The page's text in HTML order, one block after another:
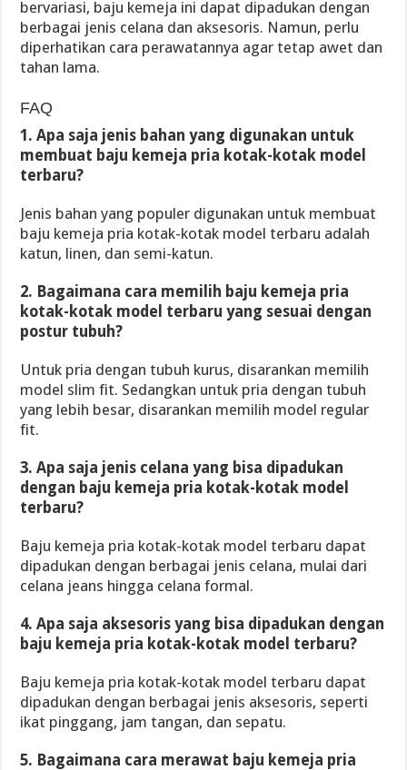
bervariasi, baju kemeja ini dapat dipadukan dengan
berbagai jenis celana dan aksesoris. Namun, perlu
diperhatikan cara perawatannya agar tetap awet dan
tahan lama.
FAQ
1. Apa saja jenis bahan yang digunakan untuk
membuat baju kemeja pria kotak-kotak model
terbaru?
Jenis bahan yang populer digunakan untuk membuat
baju kemeja pria kotak-kotak model terbaru adalah
katun, linen, dan semi-katun.
2. Bagaimana cara memilih baju kemeja pria
kotak-kotak model terbaru yang sesuai dengan
postur tubuh?
Untuk pria dengan tubuh kurus, disarankan memilih
model slim fit. Sedangkan untuk pria dengan tubuh
yang lebih besar, disarankan memilih model regular
fit.
3. Apa saja jenis celana yang bisa dipadukan
dengan baju kemeja pria kotak-kotak model
terbaru?
Baju kemeja pria kotak-kotak model terbaru dapat
dipadukan dengan berbagai jenis celana, mulai dari
celana jeans hingga celana formal.
4. Apa saja aksesoris yang bisa dipadukan dengan
baju kemeja pria kotak-kotak model terbaru?
Baju kemeja pria kotak-kotak model terbaru dapat
dipadukan dengan berbagai jenis aksesoris, seperti
ikat pinggang, jam tangan, dan sepatu.
5. Bagaimana cara merawat baju kemeja pria